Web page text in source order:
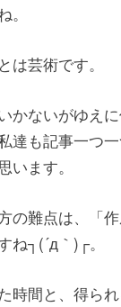
は芸術です。
かないがゆえ
達も記事一つ
います。
の難点は、「
ね┐(´д｀)┌。
時間と、得ら